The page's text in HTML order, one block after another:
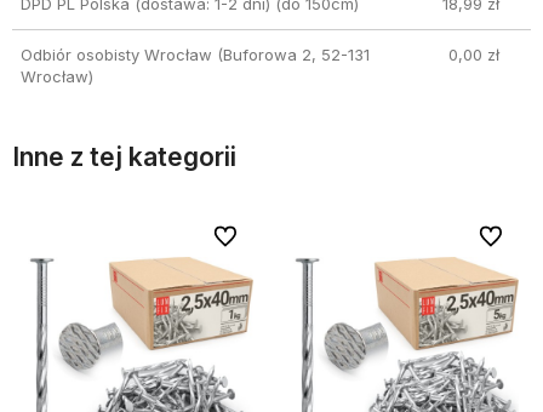
DPD PL Polska (dostawa: 1-2 dni) (do 150cm) 18,99 zł
Odbiór osobisty Wrocław (Buforowa 2, 52-131
Wrocław)
0,00 zł
Inne z tej kategorii
Do ulubionych
Do ulubionych Do
Do